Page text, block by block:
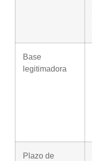
Base
legitimadora
Plazo de